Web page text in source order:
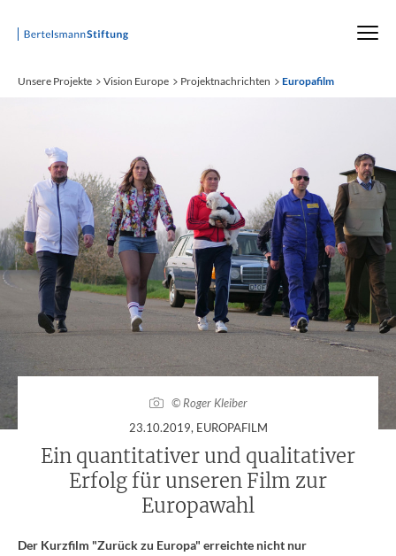
Startseite
Unsere Projekte Vision Europe Projektnachrichten Europafilm
© Roger Kleiber
23.10.2019, EUROPAFILM:
Ein quantitativer und qualitativer
Erfolg für unseren Film zur
Europawahl
Der Kurzfilm "Zurück zu Europa" erreichte nicht nur